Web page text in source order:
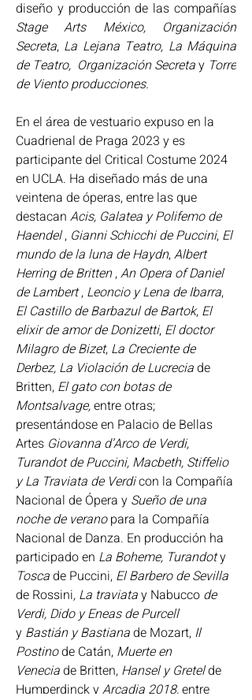
Stage Arts México, Organización
Secreta, La Lejana Teatro, La Máquina
de Teatro,  Organización Secreta y Torre
de Viento producciones.
En el área de vestuario expuso en la
Cuadrienal de Praga 2023 y es
participante del Critical Costume 2024
en UCLA. Ha diseñado más de una
veintena de óperas, entre las que
destacan Acis, Galatea y Polifemo de
Haendel , Gianni Schicchi de Puccini, El
mundo de la luna de Haydn, Albert
Herring de Britten , An Opera of Daniel
de Lambert , Leoncio y Lena de Ibarra,
El Castillo de Barbazul de Bartok, El
elixir de amor de Donizetti, El doctor
Milagro de Bizet, La Creciente de
Derbez, La Violación de Lucrecia de
Britten, El gato con botas de
Montsalvage, entre otras;
presentándose en Palacio de Bellas
Artes Giovanna d’Arco de Verdi,
Turandot de Puccini, Macbeth, Stiffelio
y La Traviata de Verdi con la Compañía
Nacional de Ópera y Sueño de una
noche de verano para la Compañía
Nacional de Danza. En producción ha
participado en La Boheme, Turandot y
Tosca de Puccini, El Barbero de Sevilla
de Rossini, La traviata y Nabucco de
Verdi, Dido y Eneas de Purcell
y Bastián y Bastiana de Mozart, Il
Postino de Catán, Muerte en
Venecia de Britten, Hansel y Gretel de
Humperdinck y Arcadia 2018, entre